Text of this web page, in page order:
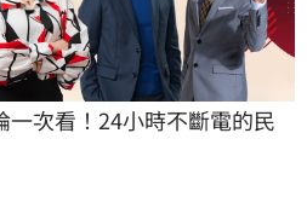
一次看！24小時不斷電的民